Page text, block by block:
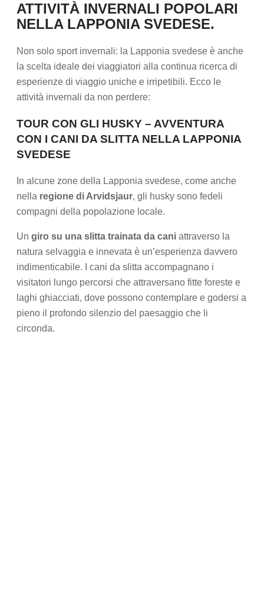
ATTIVITÀ INVERNALI POPOLARI
NELLA LAPPONIA SVEDESE.
Non solo sport invernali: la Lapponia svedese è anche
la scelta ideale dei viaggiatori alla continua ricerca di
esperienze di viaggio uniche e irripetibili. Ecco le
attività invernali da non perdere:
TOUR CON GLI HUSKY – AVVENTURA
CON I CANI DA SLITTA NELLA LAPPONIA
SVEDESE
In alcune zone della Lapponia svedese, come anche
nella regione di Arvidsjaur, gli husky sono fedeli
compagni della popolazione locale.
Un giro su una slitta trainata da cani attraverso la
natura selvaggia e innevata è un’esperienza davvero
indimenticabile. I cani da slitta accompagnano i
visitatori lungo percorsi che attraversano fitte foreste e
laghi ghiacciati, dove possono contemplare e godersi a
pieno il profondo silenzio del paesaggio che li
circonda.